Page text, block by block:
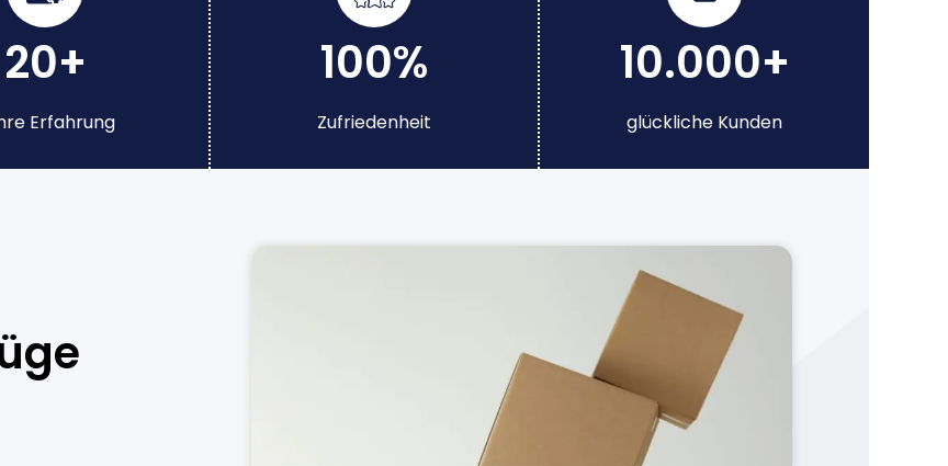
20+
Erfahrung
100%
Zufriedenheit
10.000+
glückliche Kunden